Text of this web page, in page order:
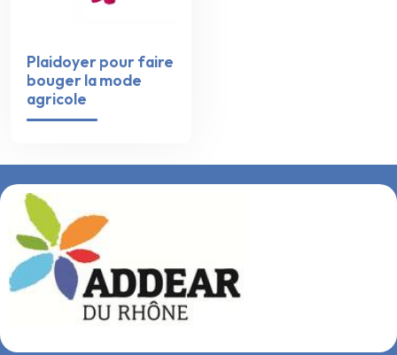
Plaidoyer pour faire
bouger la mode
agricole